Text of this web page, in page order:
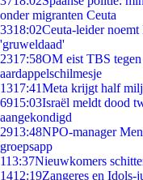
onder migranten Ceuta
3318:02Ceuta-leider
'gruweldaad'
2317:58OM eist TBS
aardappelschilmesje
1317:41Meta krijgt half
6915:03Israël meldt dood
aangekondigd
2913:48NPO-manager
groepsapp
113:37Nieuwkomers
1412:19Zangeres en